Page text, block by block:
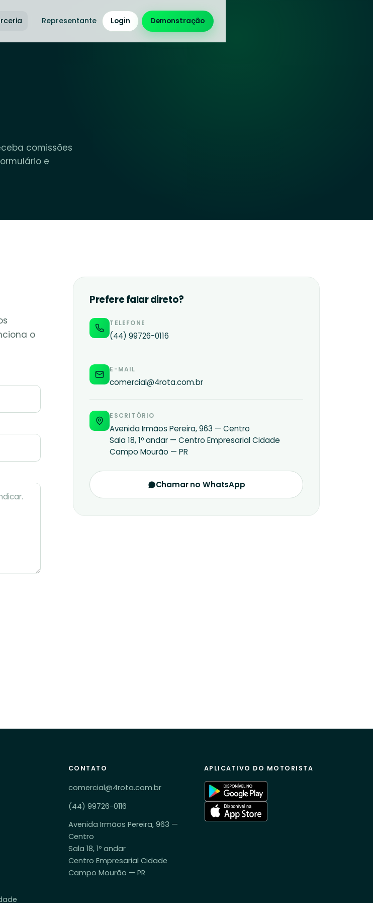
Representante Login Demonstração
comissões
e
o
Prefere falar direto?
TELEFONE
(44) 99726-0116
E-MAIL
comercial@4rota.com.br
ESCRITÓRIO
Avenida Irmãos Pereira, 963 — Centro
Sala 18, 1º andar — Centro Empresarial Cidade
Campo Mourão — PR
Chamar no WhatsApp
CONTATO
comercial@4rota.com.br
(44) 99726-0116
Avenida Irmãos Pereira, 963 —
Centro
Sala 18, 1º andar
Centro Empresarial Cidade
Campo Mourão — PR
APLICATIVO DO MOTORISTA